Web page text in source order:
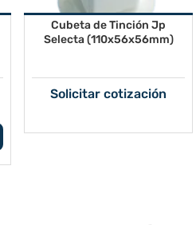
Cubeta de Tinción Jp
Selecta (110x56x56mm)
Solicitar cotización